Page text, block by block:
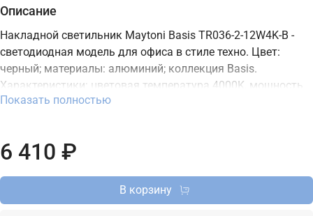
Описание
Накладной светильник Maytoni Basis TR036-2-12W4K-B -
светодиодная модель для офиса в стиле техно. Цвет:
черный; материалы: алюминий; коллекция Basis.
Характеристики: цветовая температура 4000K, мощность
12 Вт, освещение зоны до 6 м2, встроенный LED-источник,
накладной светодиодный светильник Maytoni с доставкой
Показать полностью
6 410 ₽
В корзину